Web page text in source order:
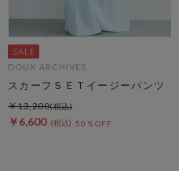
DOUX ARCHIVES
スカーフＳＥＴイージーパンツ
￥6,600 50％OFF
￥13,200